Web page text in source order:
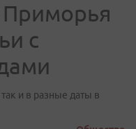
с
и в разные даты в